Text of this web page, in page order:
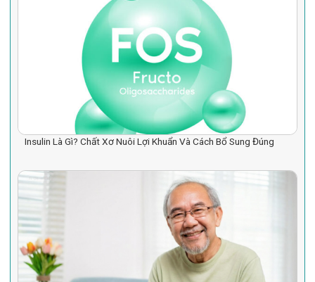
Insulin Là Gì? Chất Xơ Nuôi Lợi Khuẩn Và Cách Bổ Sung Đúng